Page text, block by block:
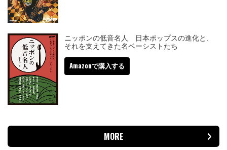
ニッポンの低音名人 日本ポップスの進化と、
それを支えてきた名ベーシストたち
Amazonで購入する
MORE